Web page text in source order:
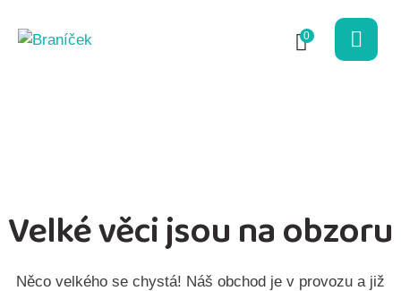
0
Velké věci jsou na obzoru
Něco velkého se chystá! Náš obchod je v provozu a již